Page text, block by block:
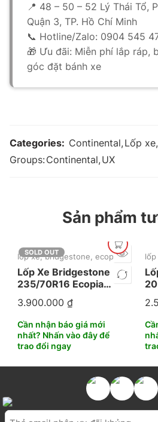
📍 48 – 50 – 52 Lý Thái Tổ,
Quận 3, TP. Hồ Chí Minh
📞 Hotline/Zalo: 0904 545
🎁 Ưu đãi: Miễn phí lắp ráp,
góc đặt bánh xe
Categories: Continental, Lốp xe,
Groups:Continental, UX
Sản phẩm
SOLD OUT
lốp xe,bridgestone, ecopia ,mới nhất
Lốp Xe Bridgestone
235/70R16 Ecopia
850
3.900.000 ₫
Cần nhận báo giá mới
nhất? Nhấn vào đây để
trao đổi ngay
lốp